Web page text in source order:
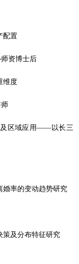
配置
资博士后
维度
及区域应用——以长三
婚率的变动趋势研究
策及分布特征研究